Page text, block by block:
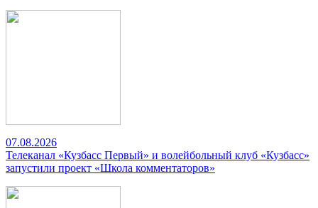
07.08.2026
Телеканал «Кузбасс Первый» и волейбольный клуб «Кузбасс»
запустили проект «Школа комментаторов»